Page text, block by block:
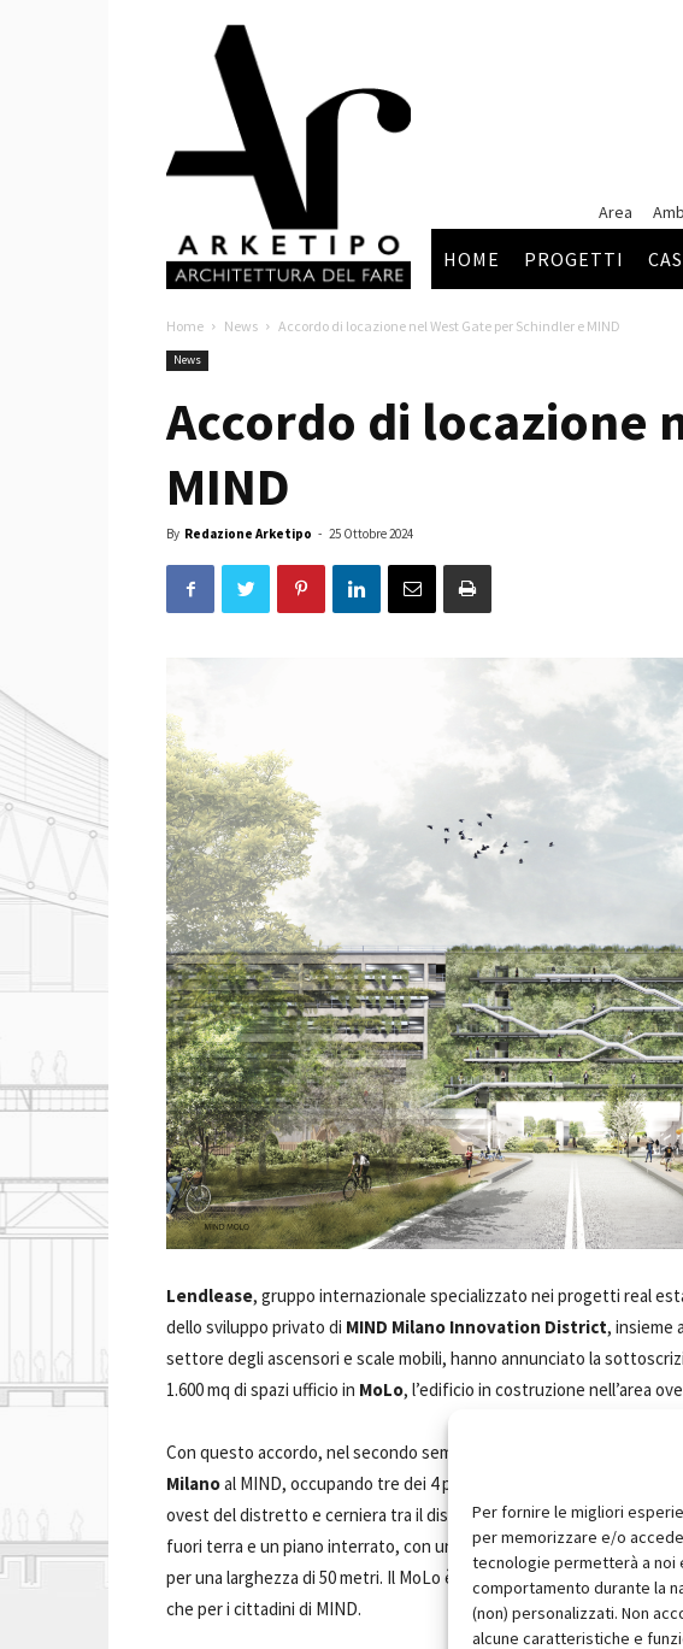
Per fornire le migliori
per memorizzare e/o
tecnologie permetterà a noi
comportamento durante la
(non) personalizzati. Non
alcune caratteristiche e
Arketipo
Area
HOME PROGETTI
Home News Accordo di locazione nel West Gate per Schindler e MIND
News
Accordo di locazione
MIND
By Redazione Arketipo - 25 Ottobre 2024
Lendlease, gruppo internazionale specializzato nei progetti real
dello sviluppo privato di MIND Milano Innovation District, insieme a
settore degli ascensori e scale mobili, hanno annunciato la
1.600 mq di spazi ufficio in MoLo, l’edificio in costruzione nell’area
Con questo accordo, nel secondo semestre del 2026, Schindler
Milanoal MIND, occupando tre dei 4 piani a uso uffici dell’edificio
ovest del distretto e cerniera tra il distretto MIND e il contesto
fuori terra e un piano interrato, con un'altezza totale di 28,50 metri e
per una larghezza di 50 metri. Il MoLo è destinato a un mix di funzioni
che per i cittadini di MIND.